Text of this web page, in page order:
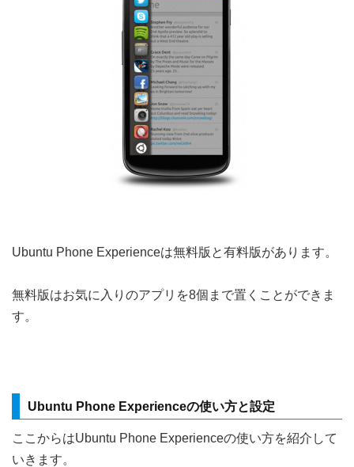
Ubuntu Phone Experienceは無料版と有料版があります。
無料版はお気に入りのアプリを8個まで置くことができま
す。
Ubuntu Phone Experienceの使い方と設定
ここからはUbuntu Phone Experienceの使い方を紹介して
いきます。